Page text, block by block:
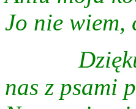
Jo nie wiem,
nas z psami